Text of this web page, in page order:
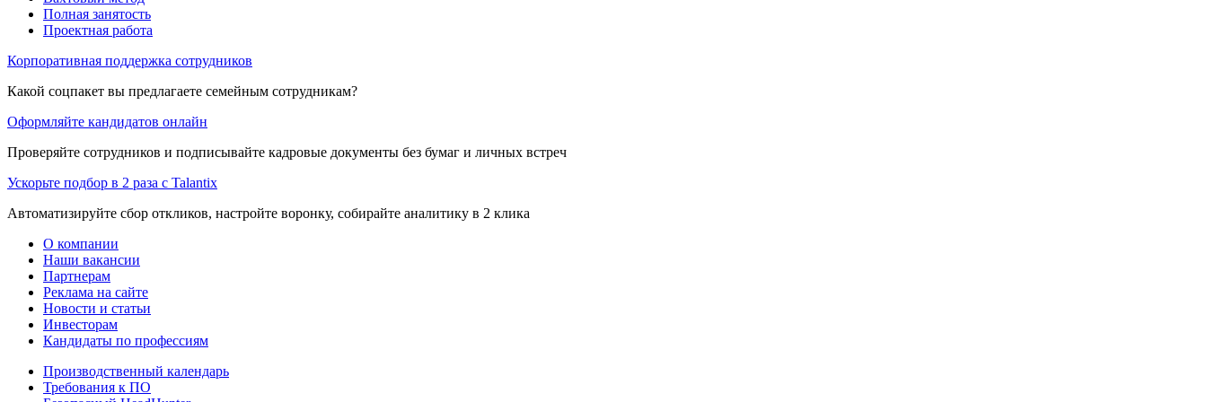
Полная занятость
Проектная работа
Корпоративная поддержка сотрудников
Какой соцпакет вы предлагаете семейным сотрудникам?
Оформляйте кандидатов онлайн
Проверяйте сотрудников и подписывайте кадровые документы без бумаг и личных встреч
Ускорьте подбор в 2 раза с Talantix
Автоматизируйте сбор откликов, настройте воронку, собирайте аналитику в 2 клика
О компании
Наши вакансии
Партнерам
Реклама на сайте
Новости и статьи
Инвесторам
Кандидаты по профессиям
Производственный календарь
Требования к ПО